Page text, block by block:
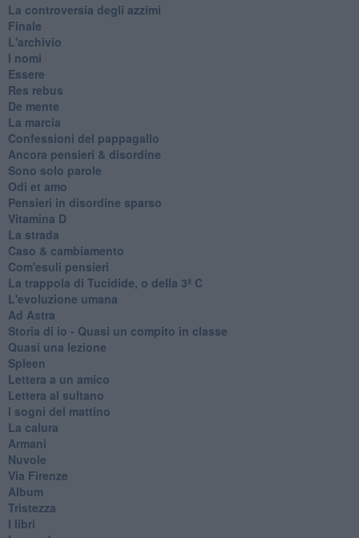
La controversia degli azzimi
Finale
L'archivio
I nomi
Essere
Res rebus
De mente
La marcia
Confessioni del pappagallo
Ancora pensieri & disordine
Sono solo parole
Odi et amo
Pensieri in disordine sparso
Vitamina D
La strada
Caso & cambiamento
Com'esuli pensieri
La trappola di Tucidide, o della 3ª C
L'evoluzione umana
Ad Astra
Storia di io - Quasi un compito in classe
Quasi una lezione
Spleen
Lettera a un amico
Lettera al sultano
I sogni del mattino
La calura
Armani
Nuvole
Via Firenze
Album
Tristezza
I libri